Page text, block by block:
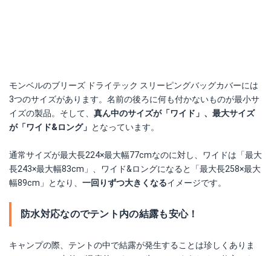
モンベルのブリーズ ドライテック スリーピングバッグカバーには
3つのサイズがあります。名前の後ろに何も付かないものが最小サ
イズの製品。そして、 真ん中のサイズが「ワイド」、最大サイズ
が「ワイド&ロング」 となっています。
通常サイズが最大長224×最大幅77cmなのに対し、ワイドは「最大
長243×最大幅83cm」、ワイド&ロングになると「最大長258×最大
幅89cm」となり、 一回りずつ大きくなるイメージです。
防水対応なのでテント内の結露も安心！
キャンプの際、テントの中で結露が発生することは珍しくありま